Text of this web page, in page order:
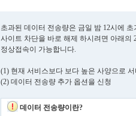
초과된 데이터 전송량은 금일 밤 12시에
사이트 차단을 바로 해제 하시려면 아래의
정상접속이 가능합니다.
(1) 현재 서비스보다 보다 높은 사양으로
(2) 데이터 전송량 추가 옵션을 신청
데이터 전송량이란?